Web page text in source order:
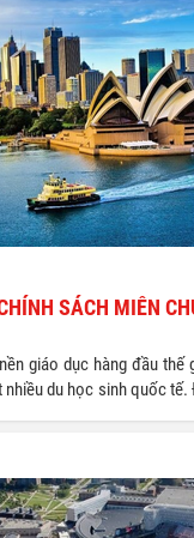
SÁCH MIỄN
giáo dục hàng đầu thế
du học sinh quốc tế.
kiện thuận lợi cho thủ tục
là chính sách visa
– Khung visa đơn
cho tất cả các bậc
sau đại học.